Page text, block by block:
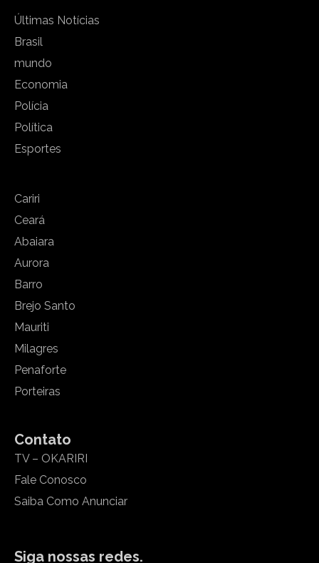
Últimas Notícias
Brasil
mundo
Economia
Polícia
Política
Esportes
Cariri
Ceará
Abaiara
Aurora
Barro
Brejo Santo
Mauriti
Milagres
Penaforte
Porteiras
Contato
TV – OKARIRI
Fale Conosco
Saiba Como Anunciar
Siga nossas redes.